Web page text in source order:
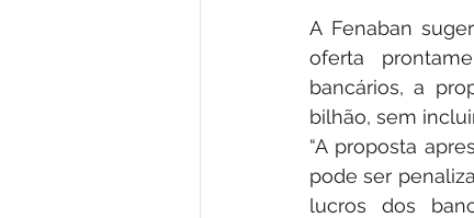
A Fenaban
oferta
bancários, a
bilhão, sem
“A proposta
pode ser
lucros dos